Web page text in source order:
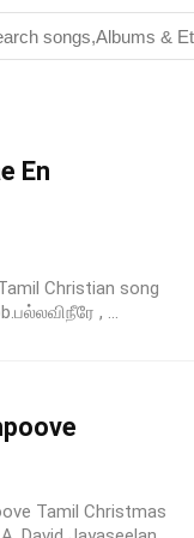
En
Christian song
, ...
Tamil Christmas